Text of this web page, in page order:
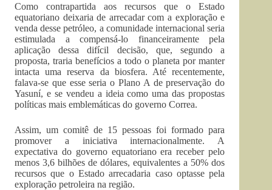
Como contrapartida aos recursos que o Estado
equatoriano deixaria de arrecadar com a exploração e
venda desse petróleo, a comunidade internacional seria
estimulada a compensá-lo financeiramente pela
aplicação dessa difícil decisão, que, segundo a
proposta, traria benefícios a todo o planeta por manter
intacta uma reserva da biosfera. Até recentemente,
falava-se que esse seria o Plano A de preservação do
Yasuní, e se vendeu a ideia como uma das propostas
políticas mais emblemáticas do governo Correa.
Assim, um comitê de 15 pessoas foi formado para
promover a iniciativa internacionalmente. A
expectativa do governo equatoriano era receber pelo
menos 3,6 bilhões de dólares, equivalentes a 50% dos
recursos que o Estado arrecadaria caso optasse pela
exploração petroleira na região.